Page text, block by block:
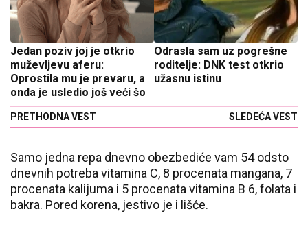
Jedan poziv joj je otkrio
muževljevu aferu:
Oprostila mu je prevaru, a
onda je usledio još veći šo
PRETHODNA VEST
Odrasla sam uz pogrešne
roditelje: DNK test otkrio
užasnu istinu
SLEDEĆA VEST
Samo jedna repa dnevno obezbediće vam 54 odsto
dnevnih potreba vitamina C, 8 procenata mangana, 7
procenata kalijuma i 5 procenata vitamina B 6, folata i
bakra. Pored korena, jestivo je i lišće.